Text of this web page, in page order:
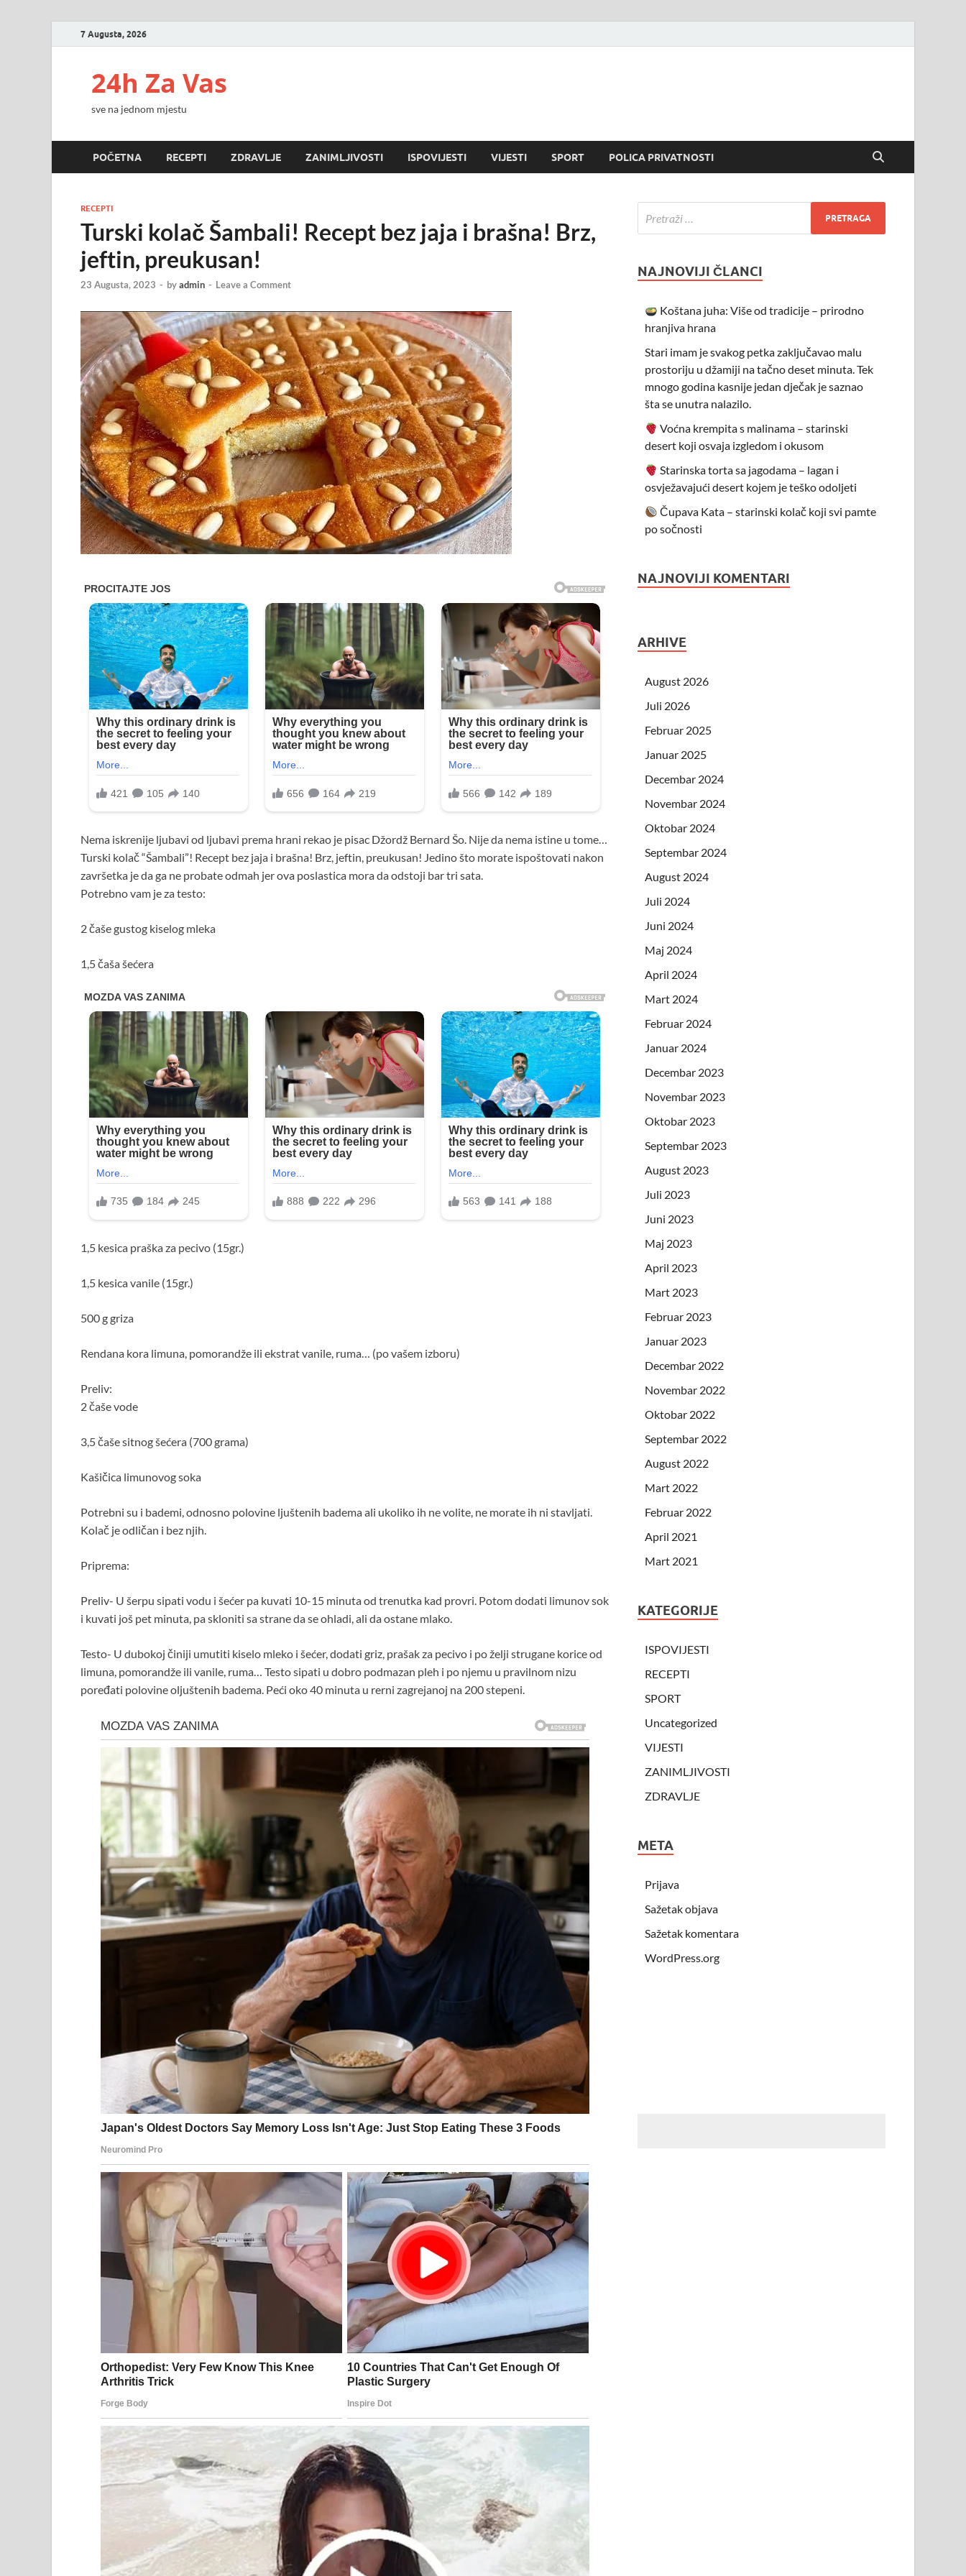
7 Augusta, 2026
24h Za Vas
sve na jednom mjestu
POČETNA RECEPTI ZDRAVLJE ZANIMLJIVOSTI ISPOVIJESTI VIJESTI SPORT POLICA PRIVATNOSTI
RECEPTI
Turski kolač Šambali! Recept bez jaja i brašna! Brz,
jeftin, preukusan!
23 Augusta, 2023 - byadmin - Leave a Comment
Nema iskrenije ljubavi od ljubavi prema hrani rekao je pisac Džordž Bernard Šo. Nije da nema istine u tome…
Turski kolač “Šambali”! Recept bez jaja i brašna! Brz, jeftin, preukusan! Jedino što morate ispoštovati nakon
završetka je da ga ne probate odmah jer ova poslastica mora da odstoji bar tri sata.
Potrebno vam je za testo:
2 čaše gustog kiselog mleka
1,5 čaša šećera
1,5 kesica praška za pecivo (15gr.)
1,5 kesica vanile (15gr.)
500 g griza
Rendana kora limuna, pomorandže ili ekstrat vanile, ruma… (po vašem izboru)
Preliv:
2 čaše vode
3,5 čaše sitnog šećera (700 grama)
Kašičica limunovog soka
Potrebni su i bademi, odnosno polovine ljuštenih badema ali ukoliko ih ne volite, ne morate ih ni stavljati.
Kolač je odličan i bez njih.
Priprema:
Preliv- U šerpu sipati vodu i šećer pa kuvati 10-15 minuta od trenutka kad provri. Potom dodati limunov sok
i kuvati još pet minuta, pa skloniti sa strane da se ohladi, ali da ostane mlako.
Testo- U dubokoj činiji umutiti kiselo mleko i šećer, dodati griz, prašak za pecivo i po želji strugane korice od
limuna, pomorandže ili vanile, ruma… Testo sipati u dobro podmazan pleh i po njemu u pravilnom nizu
poređati polovine oljuštenih badema. Peći oko 40 minuta u rerni zagrejanoj na 200 stepeni.
NAJNOVIJI ČLANCI
Koštana juha: Više od tradicije – prirodno
hranjiva hrana
Stari imam je svakog petka zaključavao malu
prostoriju u džamiji na tačno deset minuta. Tek
mnogo godina kasnije jedan dječak je saznao
šta se unutra nalazilo.
Voćna krempita s malinama – starinski
desert koji osvaja izgledom i okusom
Starinska torta sa jagodama – lagan i
osvježavajući desert kojem je teško odoljeti
Čupava Kata – starinski kolač koji svi pamte
po sočnosti
NAJNOVIJI KOMENTARI
ARHIVE
August 2026
Juli 2026
Februar 2025
Januar 2025
Decembar 2024
Novembar 2024
Oktobar 2024
Septembar 2024
August 2024
Juli 2024
Juni 2024
Maj 2024
April 2024
Mart 2024
Februar 2024
Januar 2024
Decembar 2023
Novembar 2023
Oktobar 2023
Septembar 2023
August 2023
Juli 2023
Juni 2023
Maj 2023
April 2023
Mart 2023
Februar 2023
Januar 2023
Decembar 2022
Novembar 2022
Oktobar 2022
Septembar 2022
August 2022
Mart 2022
Februar 2022
April 2021
Mart 2021
KATEGORIJE
ISPOVIJESTI
RECEPTI
SPORT
Uncategorized
VIJESTI
ZANIMLJIVOSTI
ZDRAVLJE
META
Prijava
Sažetak objava
Sažetak komentara
WordPress.org